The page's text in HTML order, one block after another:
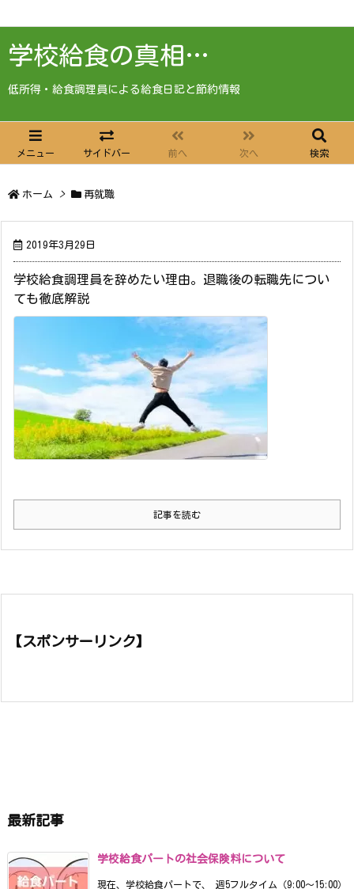
学校給食の真相…
低所得・給食調理員による給食日記と節約情報
メニュー サイドバー 前へ 次へ 検索
ホーム > 再就職
2019年3月29日
学校給食調理員を辞めたい理由。退職後の転職先につい
ても徹底解説
記事を読む
【スポンサーリンク】
最新記事
学校給食パートの社会保険料について
現在、学校給食パートで、 週5フルタイム（9:00〜15:00）